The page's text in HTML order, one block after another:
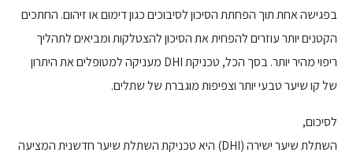
בפגישה אחת תוך הפחתת הסיכון לסיבוכים כגון דימום או זיהום. החתכים
הקטנים יותר עוזרים להפחית את הסיכון להצטלקות ומביאים לתהליך
ריפוי מהיר יותר. בסך הכל, טכניקת DHI מעניקה למטופלים את היתרון
של קו שיער טבעי יותר וצפיפות מוגברת של שתלים.
לסיכום,
השתלת שיער ישירה (DHI) היא טכניקת השתלת שיער חדשנית המציעה